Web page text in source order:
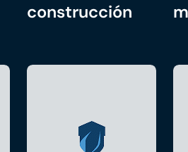
construcción